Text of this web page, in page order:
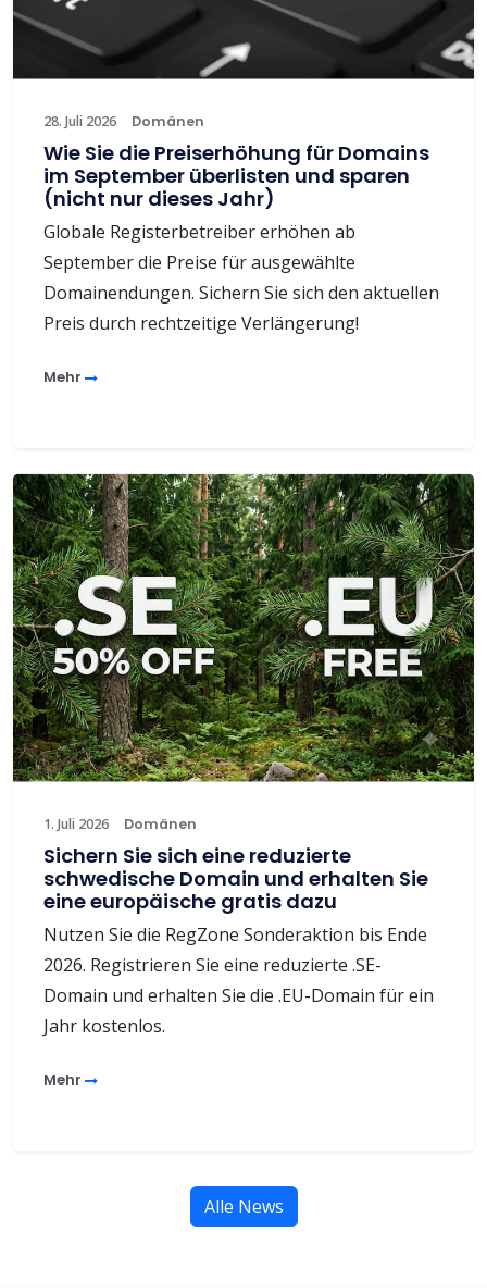
28. Juli 2026 Domänen
Wie Sie die Preiserhöhung für Domains
im September überlisten und sparen
(nicht nur dieses Jahr)
Globale Registerbetreiber erhöhen ab
September die Preise für ausgewählte
Domainendungen. Sichern Sie sich den aktuellen
Preis durch rechtzeitige Verlängerung!
Mehr
1. Juli 2026 Domänen
Sichern Sie sich eine reduzierte
schwedische Domain und erhalten Sie
eine europäische gratis dazu
Nutzen Sie die RegZone Sonderaktion bis Ende
2026. Registrieren Sie eine reduzierte .SE-
Domain und erhalten Sie die .EU-Domain für ein
Jahr kostenlos.
Mehr
Alle News